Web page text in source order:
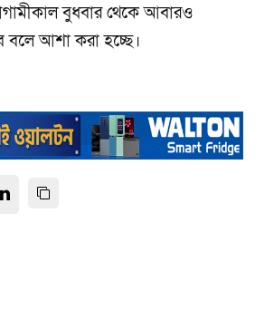
বুধবার থেকে আবারও
বলে আশা করা হচ্ছে।